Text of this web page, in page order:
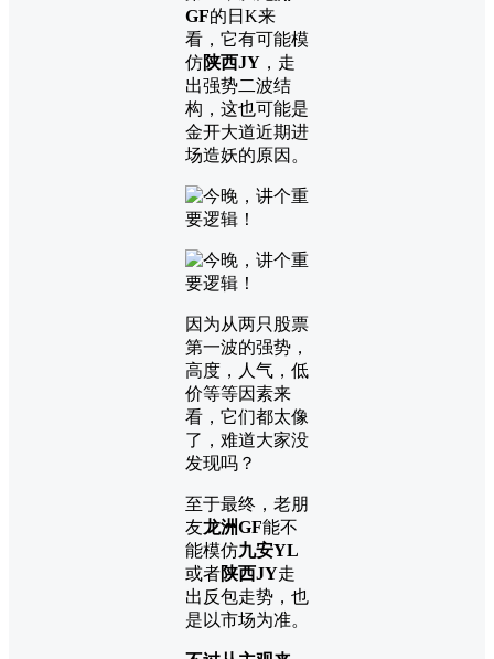
GF的日K来
看，它有可能模
仿陕西JY ，走
出强势二波结
构，这也可能是
金开大道近期进
场造妖的原因。
因为从两只股票
第一波的强势，
高度，人气，低
价等等因素来
看，它们都太像
了，难道大家没
发现吗？
至于最终，老朋
友龙洲GF能不
能模仿九安YL
或者陕西JY走
出反包走势，也
是以市场为准。